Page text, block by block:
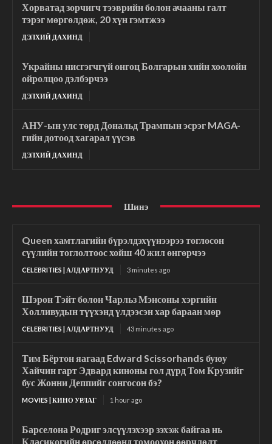
Хорватад зорчигч тээврийн болон ачааны галт
тэрэг мөргөлдөж, 20 хүн гэмтжээ
ДЭЛХИЙ ДАХИНД
Украйны нисгэгчгүй онгоц Болгарын хийн хоолойн
ойролцоо дэлбэрчээ
ДЭЛХИЙ ДАХИНД
АНУ-ын улс төрд Дональд Трампын эсрэг MAGA-
гийн дотоод хагарал үүсэв
ДЭЛХИЙ ДАХИНД
Шинэ
Queen хамтлагийн бүрэлдэхүүнээрээ тоглосон
сүүлийн тоглолтоос хойш 40 жил өнгөрчээ
CELEBRITIES | АЛДАРТНУУД 3 minutes ago
Шэрон Тэйт болон Чарльз Мэнсоны хэргийн
Холливудын түүхэнд үлдээсэн хар бараан мөр
CELEBRITIES | АЛДАРТНУУД 43 minutes ago
Тим Бёртон яагаад Edward Scissorhands буюу
Хайчин гарт Эдвард киноны гол дүрд Том Крузийг
бус Жонни Деппийг сонгосон бэ?
MOVIES | КИНО УРЛАГ 1 hour ago
Барселона Родриг элсүүлэхээр зэхэж байгаа нь
Класикогийн өрсөлдөөнд томоохон өөрчлөлт